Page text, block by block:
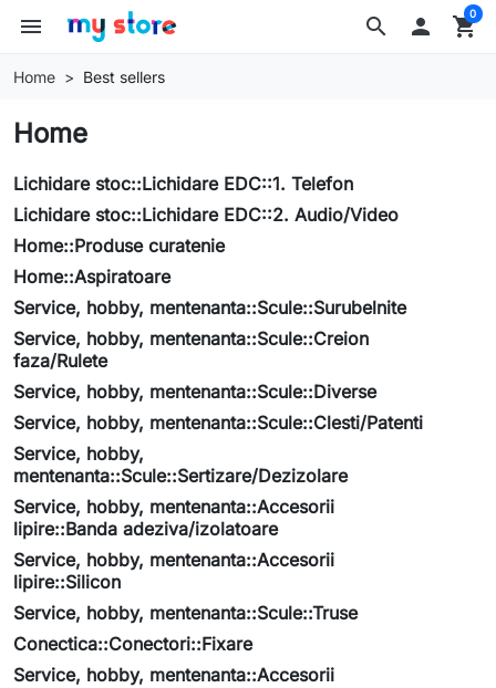
search
menu  shopping_cart
0
Home Best sellers
Home
Lichidare stoc::Lichidare EDC::1. Telefon
Lichidare stoc::Lichidare EDC::2. Audio/Video
Home::Produse curatenie
Home::Aspiratoare
Service, hobby, mentenanta::Scule::Surubelnite
Service, hobby, mentenanta::Scule::Creion
faza/Rulete
Service, hobby, mentenanta::Scule::Diverse
Service, hobby, mentenanta::Scule::Clesti/Patenti
Service, hobby,
mentenanta::Scule::Sertizare/Dezizolare
Service, hobby, mentenanta::Accesorii
lipire::Banda adeziva/izolatoare
Service, hobby, mentenanta::Accesorii
lipire::Silicon
Service, hobby, mentenanta::Scule::Truse
Conectica::Conectori::Fixare
Service, hobby, mentenanta::Accesorii